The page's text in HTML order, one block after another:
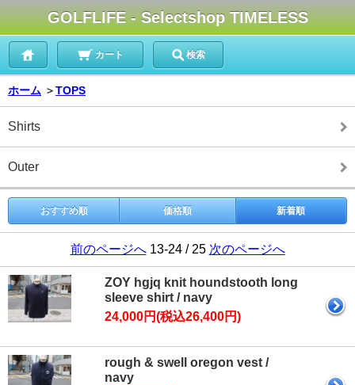
GOLFLIFE - Selectshop TIMELESS
カート 検索
ホーム ＞TOPS
Shirts
Outer
おすすめ順 価格順 新着順
前のページへ13-24 / 25 次のページへ
ZOY hgjq knit houndstooth long
sleeve shirt / navy
24,000円(税込26,400円)
rough & swell oregon vest /
navy